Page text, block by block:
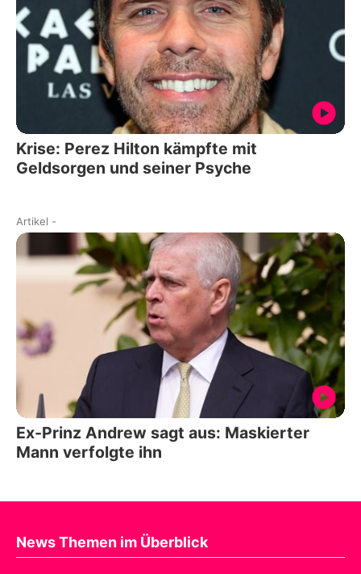
Krise: Perez Hilton kämpfte mit
Geldsorgen und seiner Psyche
Artikel -
Ex-Prinz Andrew sagt aus: Maskierter
Mann verfolgte ihn
News Themen im Überblick